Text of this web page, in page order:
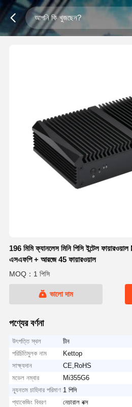
196 মিমি ফ্যানলেস মিনি পিসি ইন্টেল
এসএফপি + আরজে 45 ফায়ারওয়াল
MOQ：1 পিসি
ভালো দাম
পণ্যের বর্ণনা
উৎপত্তি স্থল
চীন
পরিচিতিমুলক নাম
Kettop
সাক্ষ্যদান
CE,RoHS
মডেল নম্বার
Mi355G6
ন্যূনতম চাহিদার পরিমাণ 1 পিসি
প্যাকেজিং বিবরণ
নেচারাল বক্স